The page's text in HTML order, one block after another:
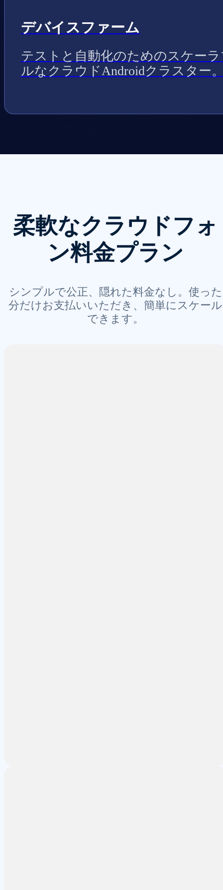
デバイスファーム
テストと自動化のためのスケー
ルなクラウドAndroidクラスター
柔軟なクラウドフォ
ン料金プラン
シンプルで公正、隠れた料金なし。使った
分だけお支払いいただき、簡単にスケール
できます。